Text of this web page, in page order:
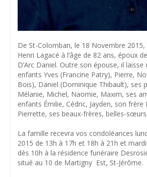
De St-Colomban, le 18 Novembre
Henri Lagacé à l’âge de 82 ans, époux
D’Arc Daniel. Outre son épouse, il laisse
enfants Yves (Francine Patry), Pierre,
Bois), Daniel (Dominique Thibault), ses
Mélanie, Michel, Naomie, Maxim, ses
enfants Émilie, Cédric, Jayden, son
Pierrette, ses beaux-frères, belles-
La famille recevra vos condoléances
2015 de 13h à 17h et 18h à 21h et
dès 10h à la résidence funéraire
situé au 10 de Martigny Est, St-Jérôme.